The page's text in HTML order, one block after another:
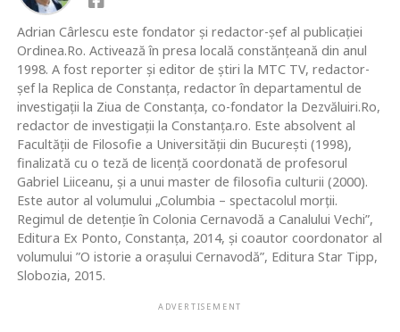
Adrian Cârlescu este fondator și redactor-șef al publicației
Ordinea.Ro. Activează în presa locală constănţeană din anul
1998. A fost reporter şi editor de ştiri la MTC TV, redactor-
şef la Replica de Constanţa, redactor în departamentul de
investigații la Ziua de Constanţa, co-fondator la Dezvăluiri.Ro,
redactor de investigații la Constanța.ro. Este absolvent al
Facultăţii de Filosofie a Universităţii din Bucureşti (1998),
finalizată cu o teză de licenţă coordonată de profesorul
Gabriel Liiceanu, şi a unui master de filosofia culturii (2000).
Este autor al volumului „Columbia – spectacolul morţii.
Regimul de detenţie în Colonia Cernavodă a Canalului Vechi”,
Editura Ex Ponto, Constanța, 2014, și coautor coordonator al
volumului ”O istorie a orașului Cernavodă”, Editura Star Tipp,
Slobozia, 2015.
ADVERTISEMENT